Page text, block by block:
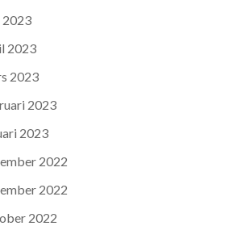
2023
2023
2023
2023
2023
2022
2022
2022